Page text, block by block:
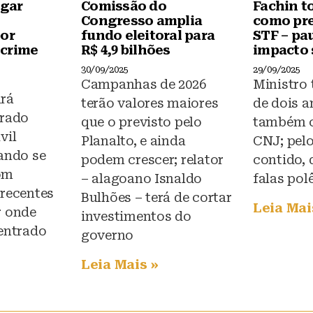
se
onde
Comissão do
Congresso amplia
fundo eleitoral para
R$ 4,9 bilhões
30/09/2025
Campanhas de 2026
terão valores maiores
que o previsto pelo
Planalto, e ainda
podem crescer; relator
– alagoano Isnaldo
Bulhões – terá de cortar
investimentos do
governo
Leia Mais »
Fachin
como
STF –
impacto
29/09/2025
Ministro
de dois
também
CNJ;
contido,
falas
Leia